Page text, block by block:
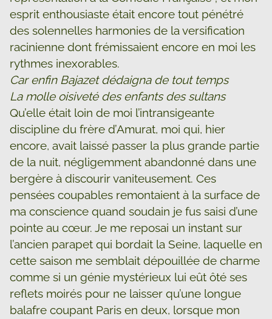
esprit enthousiaste était encore tout pénétré
des solennelles harmonies de la versification
racinienne dont frémissaient encore en moi les
rythmes inexorables.
Car enfin Bajazet dédaigna de tout temps
La molle oisiveté des enfants des sultans
Qu’elle était loin de moi l’intransigeante
discipline du frère d’Amurat, moi qui, hier
encore, avait laissé passer la plus grande partie
de la nuit, négligemment abandonné dans une
bergère à discourir vaniteusement. Ces
pensées coupables remontaient à la surface de
ma conscience quand soudain je fus saisi d’une
pointe au cœur. Je me reposai un instant sur
l’ancien parapet qui bordait la Seine, laquelle en
cette saison me semblait dépouillée de charme
comme si un génie mystérieux lui eût ôté ses
reflets moirés pour ne laisser qu’une longue
balafre coupant Paris en deux, lorsque mon